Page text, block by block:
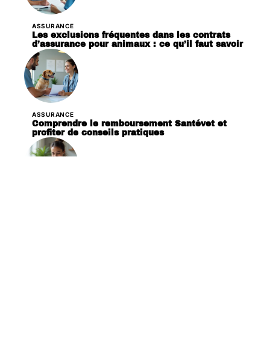
ASSURANCE
Les exclusions fréquentes dans les contrats
d’assurance pour animaux : ce qu’il faut savoir
ASSURANCE
Comprendre le remboursement Santévet et
profiter de conseils pratiques